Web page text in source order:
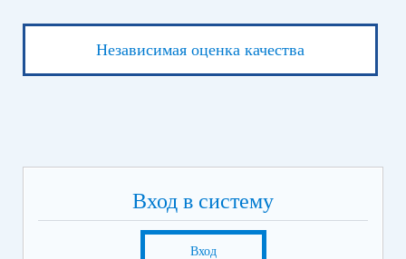
Независимая оценка качества
Вход в систему
Вход